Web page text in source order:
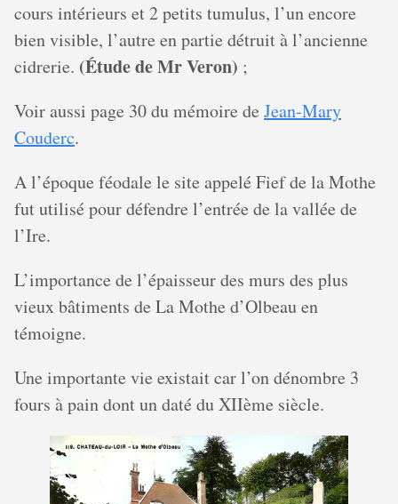
cours intérieurs et 2 petits tumulus, l’un encore
bien visible, l’autre en partie détruit à l’ancienne
cidrerie. (Étude de Mr Veron) ;
Voir aussi page 30 du mémoire de Jean-Mary
Couderc.
A l’époque féodale le site appelé Fief de la Mothe
fut utilisé pour défendre l’entrée de la vallée de
l’Ire.
L’importance de l’épaisseur des murs des plus
vieux bâtiments de La Mothe d’Olbeau en
témoigne.
Une importante vie existait car l’on dénombre 3
fours à pain dont un daté du XIIème siècle.